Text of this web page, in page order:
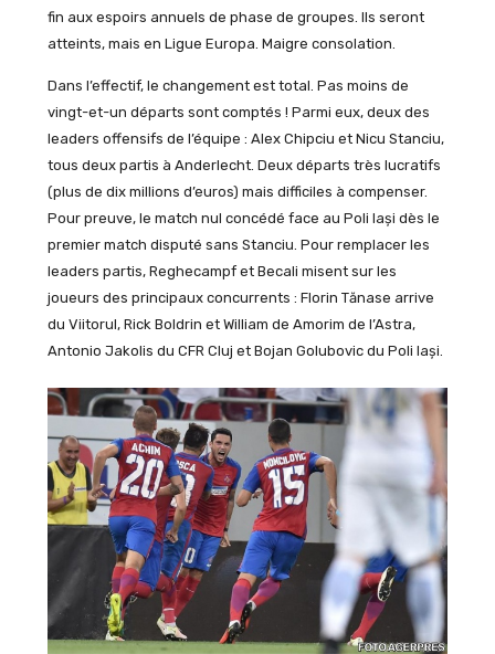
fin aux espoirs annuels de phase de groupes. Ils seront
atteints, mais en Ligue Europa. Maigre consolation.
Dans l’effectif, le changement est total. Pas moins de
vingt-et-un départs sont comptés ! Parmi eux, deux des
leaders offensifs de l’équipe : Alex Chipciu et Nicu Stanciu,
tous deux partis à Anderlecht. Deux départs très lucratifs
(plus de dix millions d’euros) mais difficiles à compenser.
Pour preuve, le match nul concédé face au Poli Iași dès le
premier match disputé sans Stanciu. Pour remplacer les
leaders partis, Reghecampf et Becali misent sur les
joueurs des principaux concurrents : Florin Tănase arrive
du Viitorul, Rick Boldrin et William de Amorim de l’Astra,
Antonio Jakolis du CFR Cluj et Bojan Golubovic du Poli Iași.